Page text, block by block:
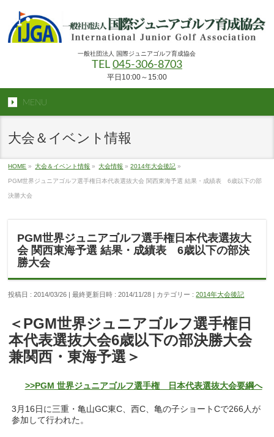
一般社団法人 国際ジュニアゴルフ育成協会
TEL 045-306-8703
平日10:00～15:00
MENU
大会＆イベント情報
HOME » 大会＆イベント情報 » 大会情報 »2014年大会後記 »
PGM世界ジュニアゴルフ選手権日本代表選抜大会 関西東海予選 結果・成績表 6歳以下の部
決勝大会
PGM世界ジュニアゴルフ選手権日本代表選抜大
会 関西東海予選 結果・成績表 6歳以下の部決
勝大会
投稿日 : 2014/03/26 最終更新日時 : 2014/11/28 カテゴリー :2014年大会後記
＜PGM世界ジュニアゴルフ選手権日
本代表選抜大会6歳以下の部決勝大会
兼関西・東海予選＞
>>PGM 世界ジュニアゴルフ選手権 日本代表選抜大会要綱へ
3月16日に三重・亀山GC東C、西C、亀の子ショートCで266人が
参加して行われた。